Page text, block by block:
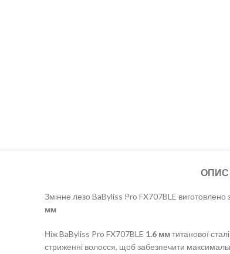
ОПИС
Змінне лезо BaByliss Pro FX707BLE виготовлено
мм
Ніж BaByliss Pro FX707BLE 1.6 ммтитанової
стриженні волосся, щоб забезпечити